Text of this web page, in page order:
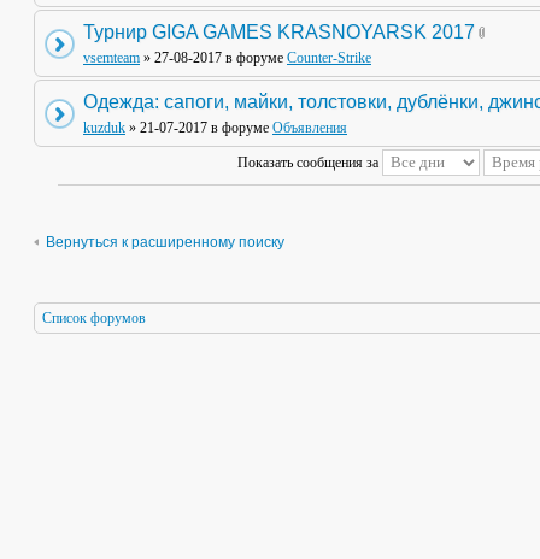
Турнир GIGA GAMES KRASNOYARSK 2017
vsemteam » 27-08-2017 в форуме Counter-Strike
Одежда: сапоги, майки, толстовки, дублёнки,
kuzduk » 21-07-2017 в форуме Объявления
Показать сообщения за
Вернуться к расширенному поиску
Список форумов